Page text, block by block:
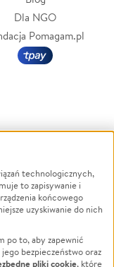
Dla NGO
Pomagam.pl
Powódź
Wichura
NGO
Edukacja
technologicznych,
to zapisywanie i
końcowego
uzyskiwanie do nich
po to, aby zapewnić
bezpieczeństwo oraz
pliki cookie, które